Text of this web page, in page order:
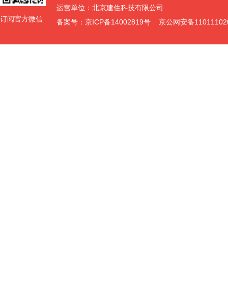
订阅官方微信
运营单位：北京建住科技有限公司
备案号：京ICP备14002819号 京公网安备